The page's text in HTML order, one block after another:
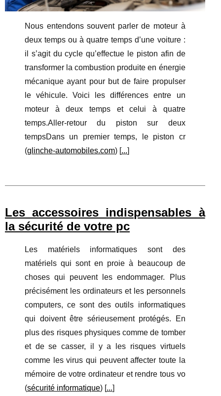
Nous entendons souvent parler de moteur à
deux temps ou à quatre temps d’une voiture :
il s’agit du cycle qu’effectue le piston afin de
transformer la combustion produite en énergie
mécanique ayant pour but de faire propulser
le véhicule. Voici les différences entre un
moteur à deux temps et celui à quatre
temps.Aller-retour du piston sur deux
tempsDans un premier temps, le piston cr
(glinche-automobiles.com) [...]
Les accessoires indispensables à
la sécurité de votre pc
Les matériels informatiques sont des
matériels qui sont en proie à beaucoup de
choses qui peuvent les endommager. Plus
précisément les ordinateurs et les personnels
computers, ce sont des outils informatiques
qui doivent être sérieusement protégés. En
plus des risques physiques comme de tomber
et de se casser, il y a les risques virtuels
comme les virus qui peuvent affecter toute la
mémoire de votre ordinateur et rendre tous vo
(sécurité informatique) [...]